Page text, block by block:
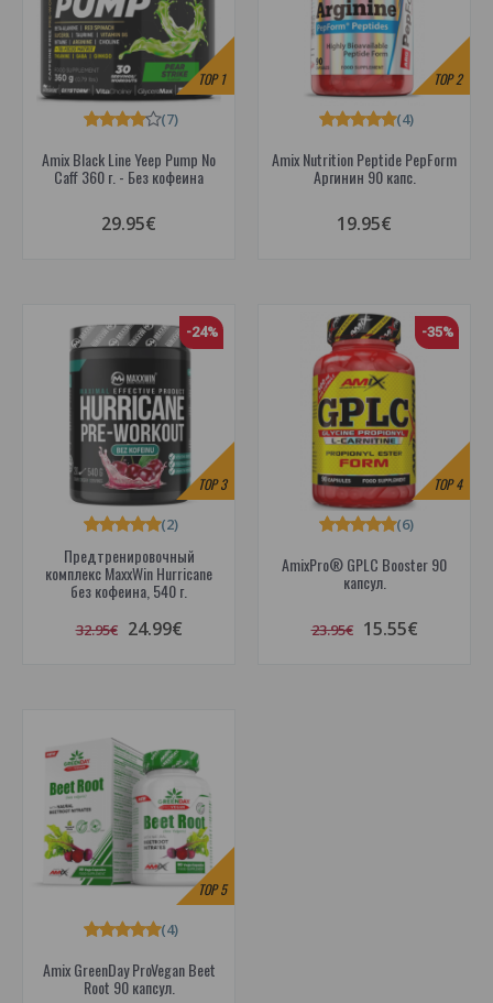
TOP1
Amix Black Line Yeep Pump No
Caff 360 г. - Без кофеина
(7)
29.95€
TOP2
Amix Nutrition Peptide PepForm
Аргинин 90 капс.
(4)
19.95€
TOP3
-24%
Предтренировочный
комплекс MaxxWin Hurricane
без кофеина, 540 г.
(2)
32.95€ 24.99€
TOP4
-35%
AmixPro® GPLC Booster 90
капсул.
(6)
23.95€ 15.55€
TOP5
Amix GreenDay ProVegan Beet
Root 90 капсул.
(4)